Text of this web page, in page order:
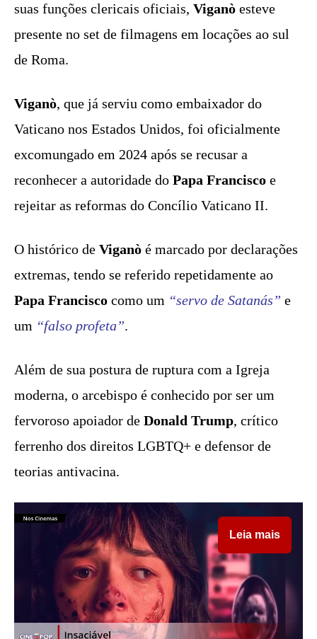
suas funções clericais oficiais, Viganò esteve
presente no set de filmagens em locações ao sul
de Roma.
Viganò, que já serviu como embaixador do
Vaticano nos Estados Unidos, foi oficialmente
excomungado em 2024 após se recusar a
reconhecer a autoridade do Papa Francisco e
rejeitar as reformas do Concílio Vaticano II.
O histórico de Viganò é marcado por declarações
extremas, tendo se referido repetidamente ao
Papa Francisco como um “servo de Satanás” e
um “falso profeta”.
Além de sua postura de ruptura com a Igreja
moderna, o arcebispo é conhecido por ser um
fervoroso apoiador de Donald Trump, crítico
ferrenho dos direitos LGBTQ+ e defensor de
teorias antivacina.
Leia mais